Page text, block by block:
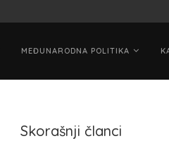
MEĐUNARODNA POLITIKA
Skorašnji članci